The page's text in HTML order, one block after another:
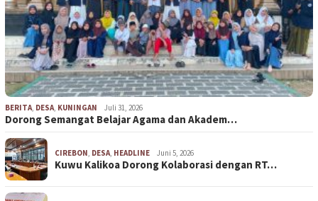
BERITA DESA KUNINGAN Juli 31, 2026
Dorong Semangat Belajar Agama dan Akadem…
CIREBON DESA HEADLINE Juni 5, 2026
Kuwu Kalikoa Dorong Kolaborasi dengan RT…